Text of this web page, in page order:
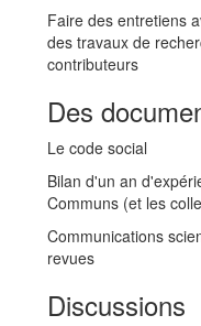
Faire des entretiens
des travaux de
contributeurs
Des
Le code social
Bilan d'un an
Communs (et les
Communications
revues
Discussions